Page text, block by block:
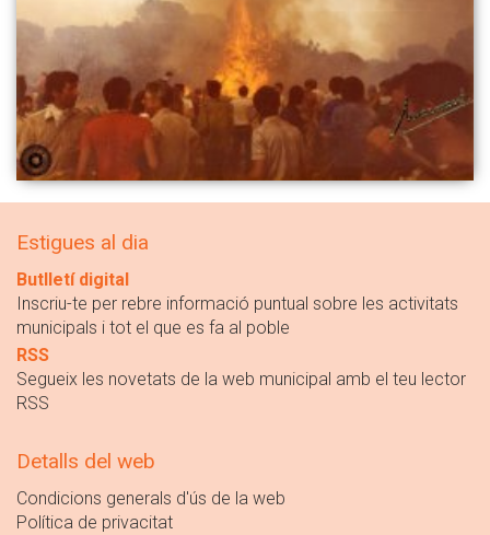
Estigues al dia
Butlletí digital
Inscriu-te per rebre informació puntual sobre les activitats
municipals i tot el que es fa al poble
RSS
Segueix les novetats de la web municipal amb el teu lector
RSS
Detalls del web
Condicions generals d'ús de la web
Política de privacitat